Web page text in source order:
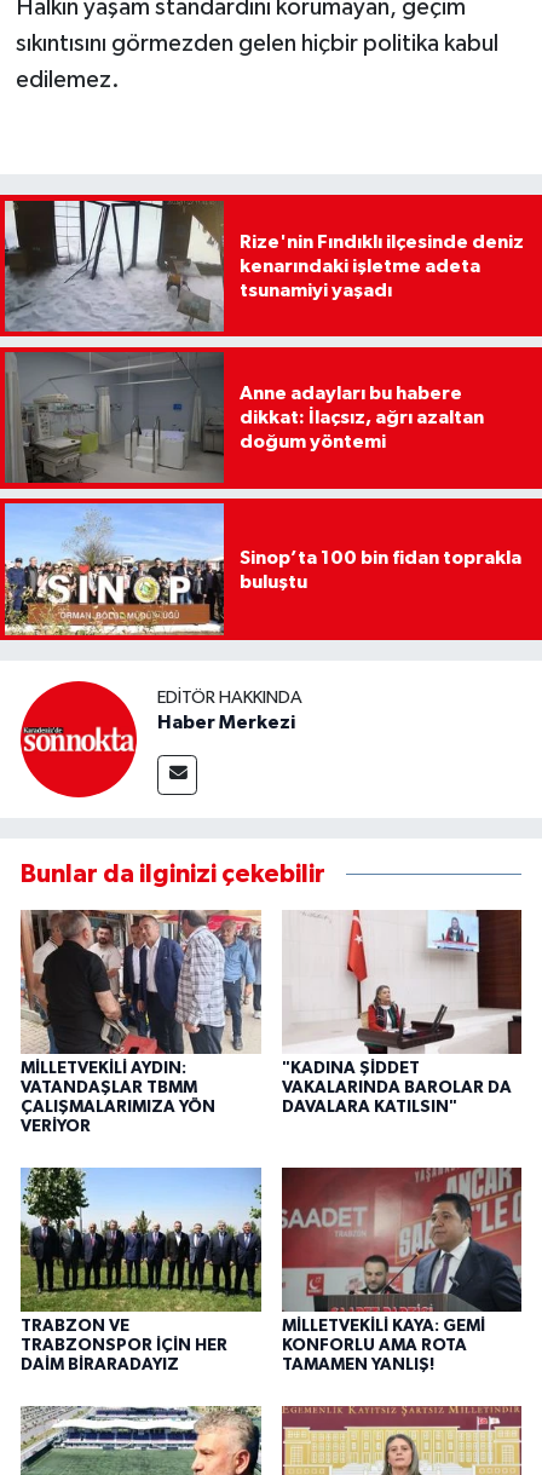
Halkın yaşam standardını korumayan, geçim
sıkıntısını görmezden gelen hiçbir politika kabul
edilemez.
Rize'nin Fındıklı ilçesinde deniz
kenarındaki işletme adeta
tsunamiyi yaşadı
Anne adayları bu habere
dikkat: İlaçsız, ağrı azaltan
doğum yöntemi
Sinop’ta 100 bin fidan toprakla
buluştu
EDITÖR HAKKINDA
Haber Merkezi
Bunlar da ilginizi çekebilir
MİLLETVEKİLİ AYDIN:
VATANDAŞLAR TBMM
ÇALIŞMALARIMIZA YÖN
VERİYOR
"KADINA ŞİDDET
VAKALARINDA BAROLAR DA
DAVALARA KATILSIN"
TRABZON VE
TRABZONSPOR İÇİN HER
DAİM BİRARADAYIZ
MİLLETVEKİLİ KAYA: GEMİ
KONFORLU AMA ROTA
TAMAMEN YANLIŞ!